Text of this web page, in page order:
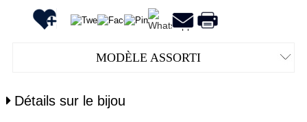
MODÈLE ASSORTI
Détails sur le bijou